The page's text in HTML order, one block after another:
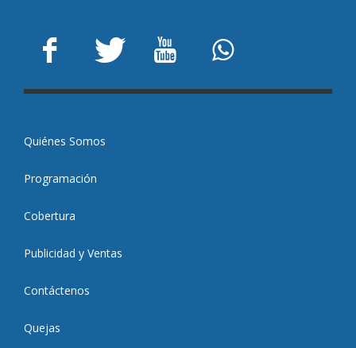
Quiénes Somos
Programación
Cobertura
Publicidad y Ventas
Contáctenos
Quejas